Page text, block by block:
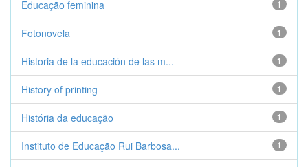
1
Educação feminina
1
Fotonovela
1
Historia de la educación de las m...
1
History of printing
1
História da educação
1
Instituto de Educação Rui Barbosa...